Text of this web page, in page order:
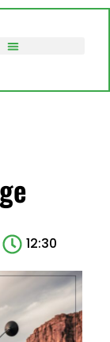
12:30